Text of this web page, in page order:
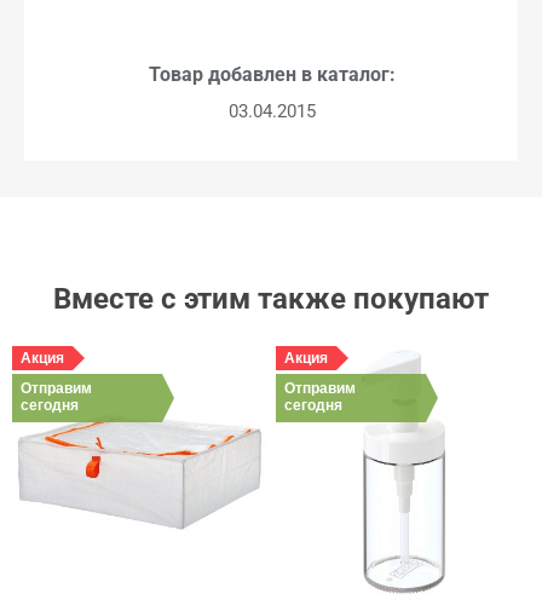
Товар добавлен в каталог:
03.04.2015
Вместе с этим также покупают
Акция
Отправим
сегодня
Акция
Отправим
сегодня